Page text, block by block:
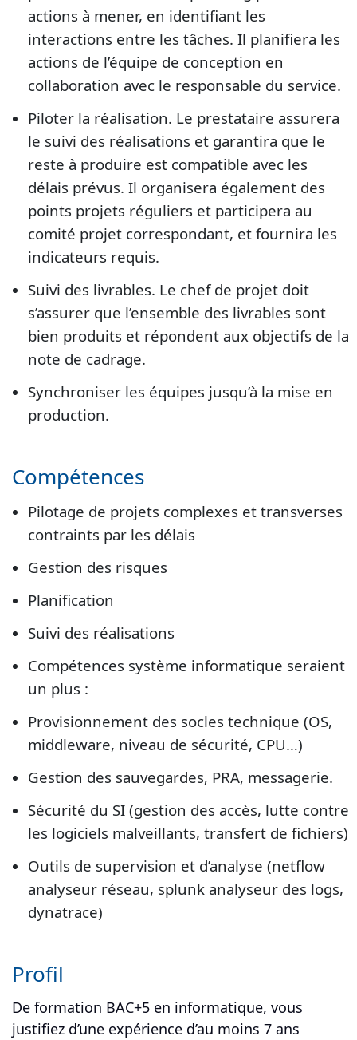
actions à mener, en identifiant les
interactions entre les tâches. Il planifiera les
actions de l’équipe de conception en
collaboration avec le responsable du service.
Piloter la réalisation. Le prestataire assurera
le suivi des réalisations et garantira que le
reste à produire est compatible avec les
délais prévus. Il organisera également des
points projets réguliers et participera au
comité projet correspondant, et fournira les
indicateurs requis.
Suivi des livrables. Le chef de projet doit
s’assurer que l’ensemble des livrables sont
bien produits et répondent aux objectifs de la
note de cadrage.
Synchroniser les équipes jusqu’à la mise en
production.
Compétences
Pilotage de projets complexes et transverses
contraints par les délais
Gestion des risques
Planification
Suivi des réalisations
Compétences système informatique seraient
un plus :
Provisionnement des socles technique (OS,
middleware, niveau de sécurité, CPU…)
Gestion des sauvegardes, PRA, messagerie.
Sécurité du SI (gestion des accès, lutte contre
les logiciels malveillants, transfert de fichiers)
Outils de supervision et d’analyse (netflow
analyseur réseau, splunk analyseur des logs,
dynatrace)
Profil
De formation BAC+5 en informatique, vous
justifiez d’une expérience d’au moins 7 ans